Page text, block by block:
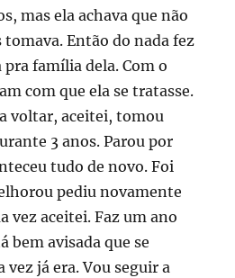
mas ela achava que não
Então do nada fez
família dela. Com o
com que ela se tratasse.
voltar, aceitei, tomou
3 anos. Parou por
tudo de novo. Foi
pediu novamente
vez aceitei. Faz um ano
bem avisada que se
vez já era. Vou seguir a